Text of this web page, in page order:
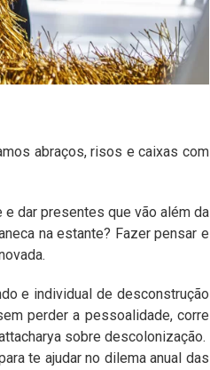
abraços, risos e caixas com
dar presentes que vão além da
na estante? Fazer pensar e
e individual de desconstrução
perder a pessoalidade, corre
sobre descolonização.
te ajudar no dilema anual das